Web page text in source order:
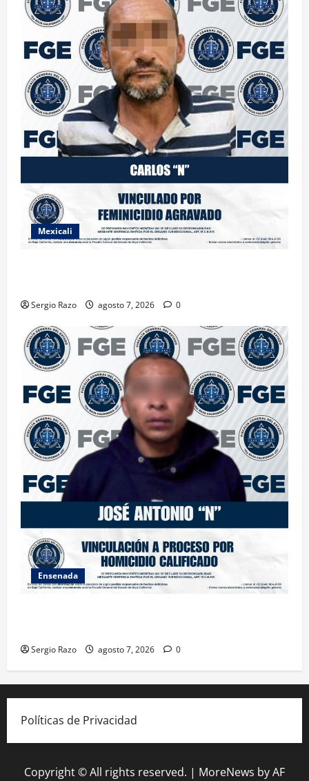
Mexicali
Sergio Razo agosto 7, 2026 0
Ensenada
Sergio Razo agosto 7, 2026 0
Políticas de Privacidad
Copyright © All rights reserved. | MoreNews by AF